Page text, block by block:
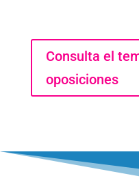
Consulta el
oposiciones